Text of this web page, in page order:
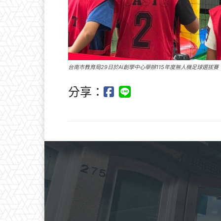
台南市教育局29日於AI創學中心舉辦115年度無人機足球選拔賽
分享：